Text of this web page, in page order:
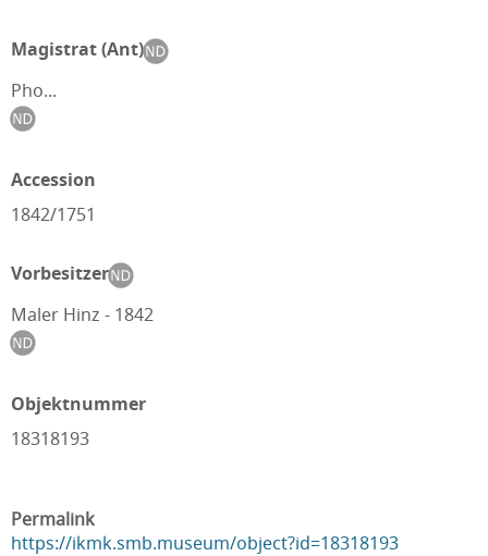
Magistrat (Ant)
Pho...
Accession
1842/1751
Vorbesitzer
Maler Hinz - 1842
Objektnummer
18318193
Permalink
https://ikmk.smb.museum/object?id=18318193